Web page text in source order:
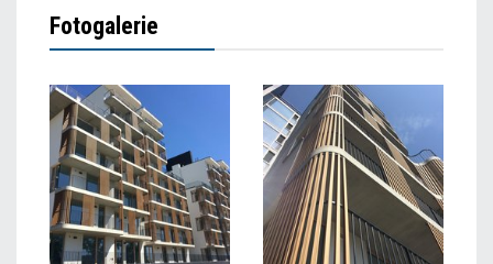
Fotogalerie